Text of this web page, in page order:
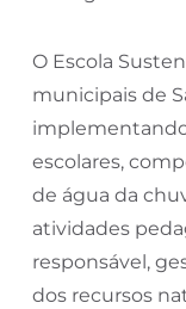
O Escola
municipais de
escolares,
de água da
atividades
responsável,
dos recursos